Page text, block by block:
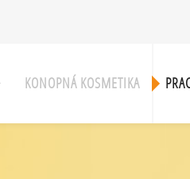
KONOPNÁ KOSMETIKA